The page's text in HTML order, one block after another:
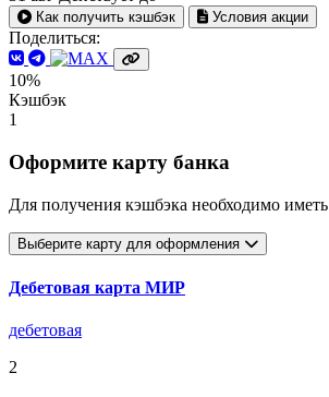
Как получить кэшбэк Условия акции
Поделиться:
10%
Кэшбэк
1
Оформите карту банка
Для получения кэшбэка необходимо
Выберите карту для оформления
Дебетовая карта МИР
дебетовая
2